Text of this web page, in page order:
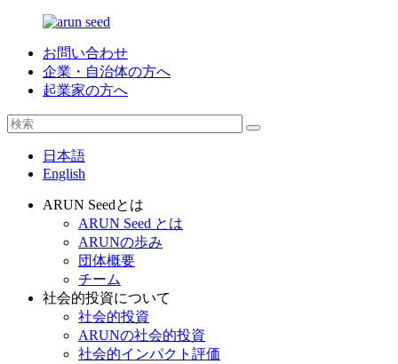
お問い合わせ
企業・自治体の方へ
起業家の方へ
日本語
English
ARUN Seedとは
ARUN Seed とは
ARUNの歩み
団体概要
チーム
社会的投資について
社会的投資
ARUNの社会的投資
社会的インパクト評価